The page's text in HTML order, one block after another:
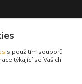
s použitím souborů
týkající se Vašich